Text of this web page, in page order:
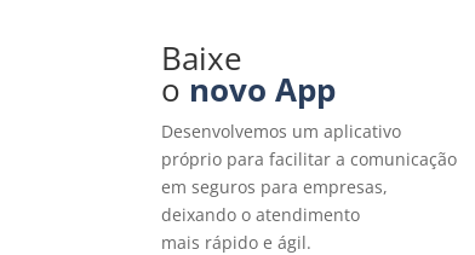
Baixe
o novo App
Desenvolvemos um aplicativo
próprio para facilitar a comunicação
em seguros para empresas,
deixando o atendimento
mais rápido e ágil.